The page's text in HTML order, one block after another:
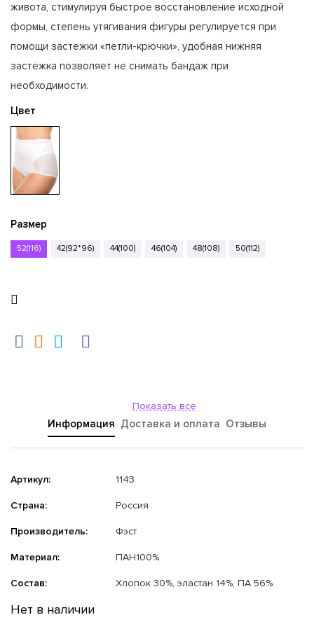
живота, стимулируя быстрое восстановление исходной
формы, степень утягивания фигуры регулируется при
помощи застежки «петли-крючки», удобная нижняя
застёжка позволяет не снимать бандаж при
необходимости.
Цвет
Размер
52(116) 42(92*96) 44(100) 46(104) 48(108) 50(112)
Показать все
Информация Доставка и оплата Отзывы
Артикул: 1143
Страна: Россия
Производитель: Фэст
Материал: ПАН100%
Состав: Хлопок 30%, эластан 14%, ПА 56%
Нет в наличии